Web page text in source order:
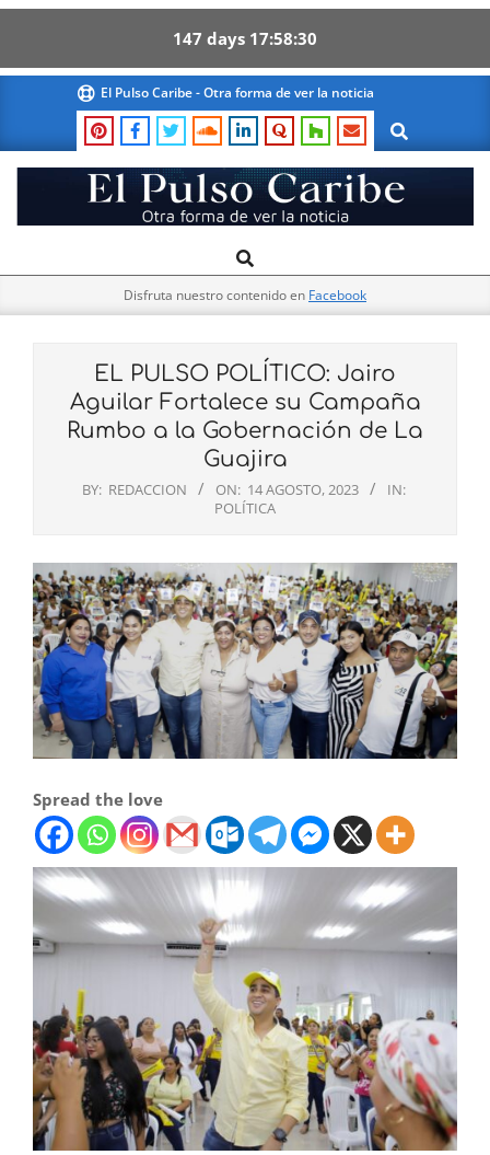
147 days 17 58 29
content
El Pulso Caribe - Otra forma de ver la noticia
Search
El
Pulso
Navigation
Search
Disfruta nuestro contenido en Facebook
EL PULSO POLÍTICO: Jairo
Aguilar Fortalece su Campaña
Rumbo a la Gobernación de La
Guajira
BY: REDACCION ON: 14 AGOSTO, 2023
IN:
POLÍTICA
Spread the love